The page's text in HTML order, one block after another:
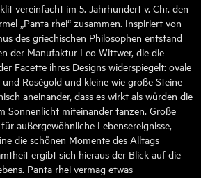
vereinfacht im 5. Jahrhundert v. Chr. den
„Panta rhei“ zusammen. Inspiriert von
des griechischen Philosophen entstand
der Manufaktur Leo Wittwer, die die
Facette ihres Designs widerspiegelt: ovale
Roségold und kleine wie große Steine
aneinander, dass es wirkt als würden die
Sonnenlicht miteinander tanzen. Große
außergewöhnliche Lebensereignisse,
die schönen Momente des Alltags
ergibt sich hieraus der Blick auf die
Panta rhei vermag etwas